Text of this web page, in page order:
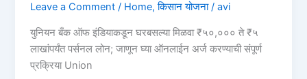
Leave a Comment / Home,किसान योजना/avi
युनियन बँक ऑफ इंडियाकडून घरबसल्या मिळवा ₹५०,००० ते ₹५
लाखांपर्यंत पर्सनल लोन; जाणून घ्या ऑनलाईन अर्ज करण्याची संपूर्ण
प्रक्रिया Union